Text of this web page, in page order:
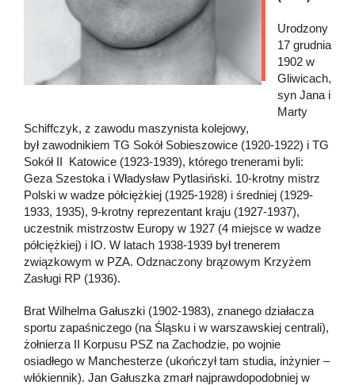
Urodzony
17 grudnia
1902 w
Gliwicach,
syn Jana i
Marty
Schiffczyk, z zawodu maszynista kolejowy,
był zawodnikiem TG Sokół Sobieszowice (1920-1922) i TG
Sokół II Katowice (1923-1939), którego trenerami byli:
Geza Szestoka i Władysław Pytlasiński. 10-krotny mistrz
Polski w wadze półciężkiej (1925-1928) i średniej (1929-
1933, 1935), 9-krotny reprezentant kraju (1927-1937),
uczestnik mistrzostw Europy w 1927 (4 miejsce w wadze
półciężkiej) i IO. W latach 1938-1939 był trenerem
związkowym w PZA. Odznaczony brązowym Krzyżem
Zasługi RP (1936).
Brat Wilhelma Gałuszki (1902-1983), znanego działacza
sportu zapaśniczego (na Śląsku i w warszawskiej centrali),
żołnierza II Korpusu PSZ na Zachodzie, po wojnie
osiadłego w Manchesterze (ukończył tam studia, inżynier –
włókiennik). Jan Gałuszka zmarł najprawdopodobniej w